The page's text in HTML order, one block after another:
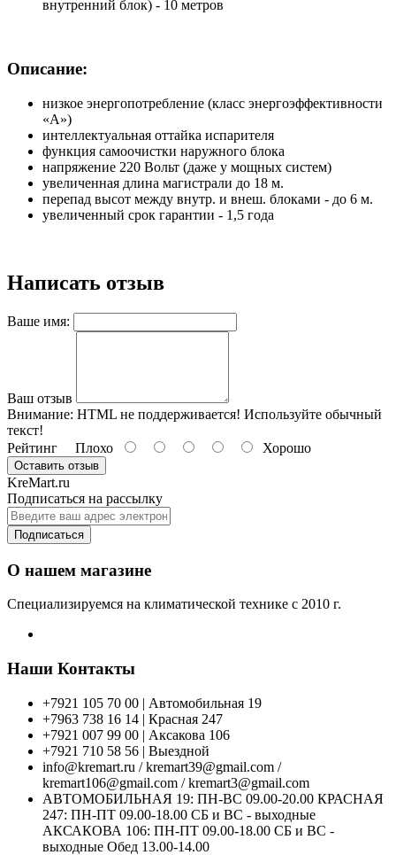
внутренний блок) - 10 метров
Описание:
низкое энергопотребление (класс энергоэффективности
«А»)
интеллектуальная оттайка испарителя
функция самоочистки наружного блока
напряжение 220 Вольт (даже у мощных систем)
увеличенная длина магистрали до 18 м.
перепад высот между внутр. и внеш. блоками - до 6 м.
увеличенный срок гарантии - 1,5 года
Написать отзыв
Ваше имя:
Ваш отзыв
Внимание: HTML не поддерживается! Используйте обычный
текст!
Рейтинг Плохо Хорошо
Оставить отзыв
KreMart.ru
Подписаться на рассылку
Подписаться
О нашем магазине
Специализируемся на климатической технике с 2010 г.
Наши Контакты
+7921 105 70 00 | Автомобильная 19
+7963 738 16 14 | Красная 247
+7921 007 99 00 | Аксакова 106
+7921 710 58 56 | Выездной
info@kremart.ru / kremart39@gmail.com /
kremart106@gmail.com / kremart3@gmail.com
АВТОМОБИЛЬНАЯ 19: ПН-ВС 09.00-20.00 КРАСНАЯ
247: ПН-ПТ 09.00-18.00 СБ и ВС - выходные
АКСАКОВА 106: ПН-ПТ 09.00-18.00 СБ и ВС -
выходные Обед 13.00-14.00